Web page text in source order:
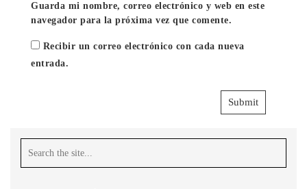
Guarda mi nombre, correo electrónico y web en este
navegador para la próxima vez que comente.
Recibir un correo electrónico con cada nueva
entrada.